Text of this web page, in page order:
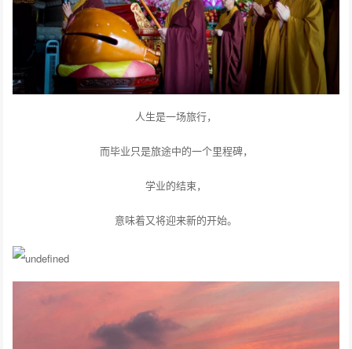
人生是一场旅行，
而毕业只是旅途中的一个里程碑，
学业的结束，
意味着又将迎来新的开始。